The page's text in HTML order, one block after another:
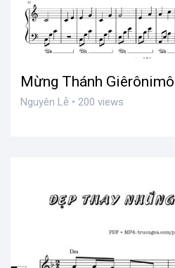
Mừng Thánh Giêrônimô
Nguyên Lễ • 200 views